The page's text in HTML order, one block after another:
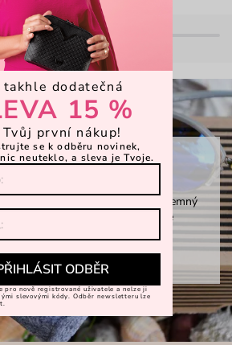
POUZDRO
na tvoje sluneční brýle. Příjemný
nezabere moc místa, ale brýle
takhle dodatečná
15 %
Tvůj první nákup!
se k odběru novinek,
neuteklo, a sleva je Tvoje.
ODBĚR
pro nově registrované uživatele a nelze ji
slevovými kódy. Odběr newsletteru lze